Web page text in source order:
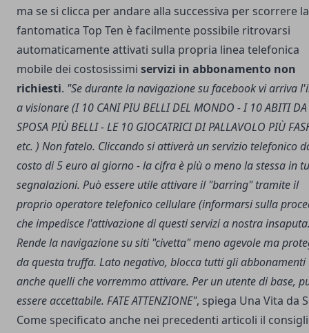
ma se si clicca per andare alla successiva per scorrere la
fantomatica Top Ten è facilmente possibile ritrovarsi
automaticamente attivati sulla propria linea telefonica
mobile dei costosissimi servizi in abbonamento non
richiesti. "Se durante la navigazione su facebook vi arriva
a visionare (I 10 CANI PIU BELLI DEL MONDO - I 10 ABITI DA
SPOSA PIÙ BELLI - LE 10 GIOCATRICI DI PALLAVOLO PIÙ
etc. ) Non fatelo. Cliccando si attiverà un servizio telefonico
costo di 5 euro al giorno - la cifra è più o meno la stessa in
segnalazioni. Può essere utile attivare il "barring" tramite il
proprio operatore telefonico cellulare (informarsi sulla
che impedisce l'attivazione di questi servizi a nostra
Rende la navigazione su siti "civetta" meno agevole ma
da questa truffa. Lato negativo, blocca tutti gli abbonamenti
anche quelli che vorremmo attivare. Per un utente di base,
essere accettabile. FATE ATTENZIONE", spiega Una Vita da
Come specificato anche nei precedenti articoli il